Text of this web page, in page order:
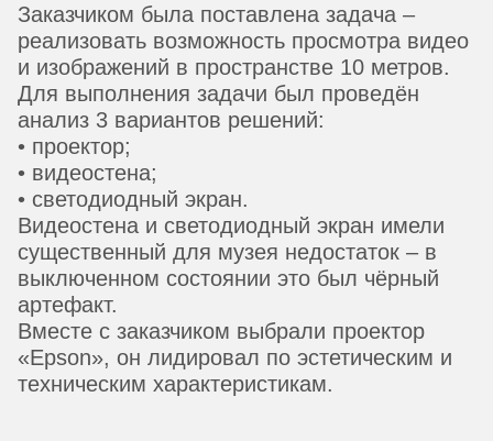
Заказчиком была поставлена задача –
реализовать возможность просмотра видео
и изображений в пространстве 10 метров.
Для выполнения задачи был проведён
анализ 3 вариантов решений:
• проектор;
• видеостена;
• светодиодный экран.
Видеостена и светодиодный экран имели
существенный для музея недостаток – в
выключенном состоянии это был чёрный
артефакт.
Вместе с заказчиком выбрали проектор
«Epson», он лидировал по эстетическим и
техническим характеристикам.